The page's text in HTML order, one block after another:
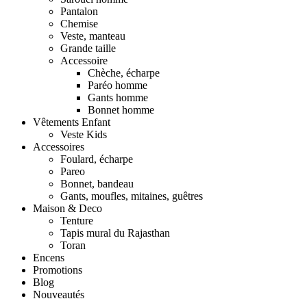
Pantalon
Chemise
Veste, manteau
Grande taille
Accessoire
Chèche, écharpe
Paréo homme
Gants homme
Bonnet homme
Vêtements Enfant
Veste Kids
Accessoires
Foulard, écharpe
Pareo
Bonnet, bandeau
Gants, moufles, mitaines, guêtres
Maison & Deco
Tenture
Tapis mural du Rajasthan
Toran
Encens
Promotions
Blog
Nouveautés